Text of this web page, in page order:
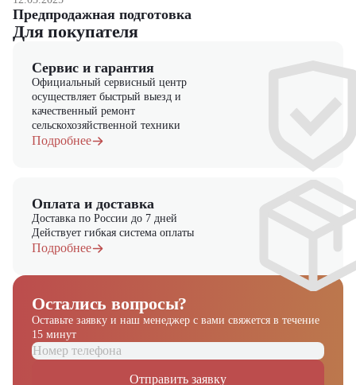
Предпродажная подготовка
Для покупателя
Сервис и гарантия
Официальный сервисный центр
осуществляет быстрый выезд и
качественный ремонт
сельскохозяйственной техники
Подробнее
Оплата и доставка
Доставка по России до 7 дней
Действует гибкая система оплаты
Подробнее
Остались вопросы?
Оставьте заявку и наш менеджер с вами свяжется в течение
15 минут
Отправить заявку
Получите выгодное